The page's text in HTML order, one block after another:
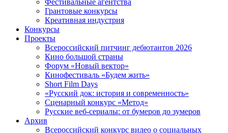
Фестивальные агентства
Грантовые конкурсы
Креативная индустрия
Конкурсы
Проекты
Всероссийский питчинг дебютантов 2026
Кино большой страны
Форум «Новый вектор»
Кинофестиваль «Будем жить»
Short Film Days
«Русский док: история и современность»
Сценарный конкурс «Метод»
Русские веб-сериалы: от бумеров до зумеров
Архив
Всероссийский конкурс видео о социальных